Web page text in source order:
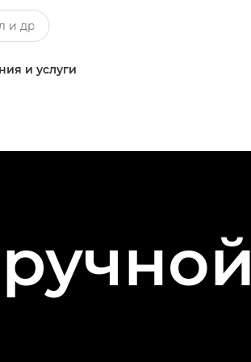
и услуги